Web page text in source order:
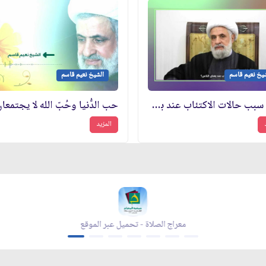
نعيم قاسم
ما هو سبب حالات الاكتئاب عند بعض الناس؟
الشيخ نعيم قاسم
المزيد
معراج الصلاة - تحميل عبر الموقع